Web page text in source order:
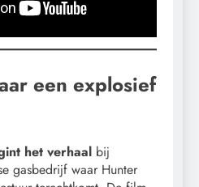
een explosief
het verhaal bij
gasbedrijf waar Hunter